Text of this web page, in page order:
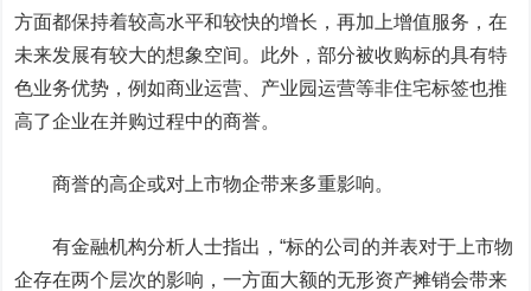
方面都保持着较高水平和较快的增长，再加上增值服务，在
未来发展有较大的想象空间。此外，部分被收购标的具有特
色业务优势，例如商业运营、产业园运营等非住宅标签也推
高了企业在并购过程中的商誉。
商誉的高企或对上市物企带来多重影响。
有金融机构分析人士指出，“标的公司的并表对于上市物
企存在两个层次的影响，一方面大额的无形资产摊销会带来